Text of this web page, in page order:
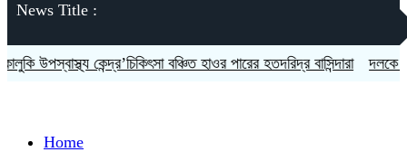
News Title :
কেন্দ্র’চিকিৎসা বঞ্চিত হাওর পারের হতদরিদ্র বাসিন্দারা দলকে
Home